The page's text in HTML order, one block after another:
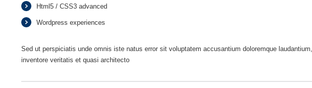
Html5 / CSS3 advanced
Wordpress experiences
Sed ut perspiciatis unde omnis iste natus error sit voluptatem accusantium doloremque
inventore veritatis et quasi architecto